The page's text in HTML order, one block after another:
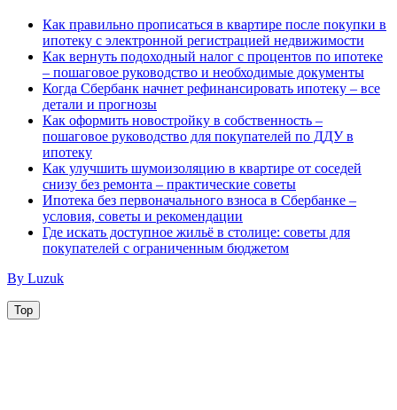
Как правильно прописаться в квартире после покупки в
ипотеку с электронной регистрацией недвижимости
Как вернуть подоходный налог с процентов по ипотеке
– пошаговое руководство и необходимые документы
Когда Сбербанк начнет рефинансировать ипотеку – все
детали и прогнозы
Как оформить новостройку в собственность –
пошаговое руководство для покупателей по ДДУ в
ипотеку
Как улучшить шумоизоляцию в квартире от соседей
снизу без ремонта – практические советы
Ипотека без первоначального взноса в Сбербанке –
условия, советы и рекомендации
Где искать доступное жильё в столице: советы для
покупателей с ограниченным бюджетом
By Luzuk
Top